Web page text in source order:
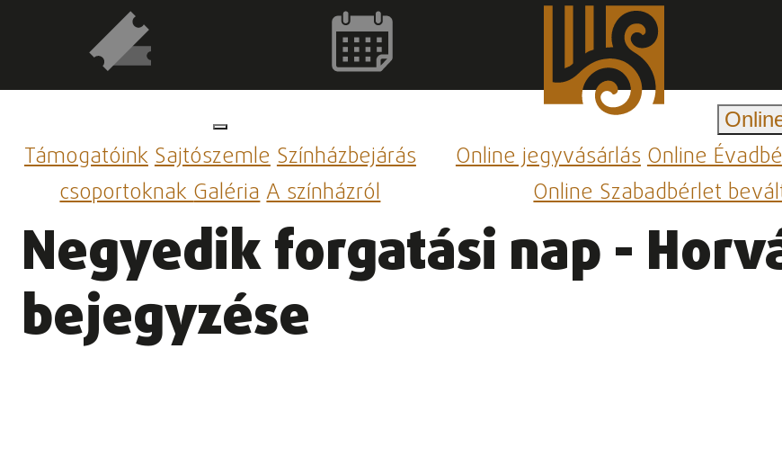
TámogatóinkSajtószemleSzínházbejárás
csoportoknakGalériaA színházról
Online jegyvásárlásOnline
Online Szabadbérlet
Negyedik forgatási nap -
bejegyzése